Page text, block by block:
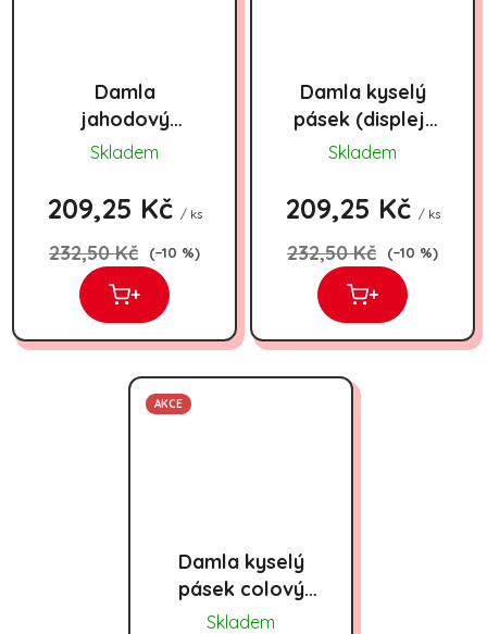
Damla
jahodový
kyselý pásek
15gx72ks
Skladem
209,25 Kč / ks
232,50 Kč (–10 %)
+
Damla kyselý
pásek (displej)
15gx72ks
Skladem
209,25 Kč / ks
232,50 Kč (–10 %)
+
AKCE
Damla kyselý
pásek colový
(displej)
Skladem